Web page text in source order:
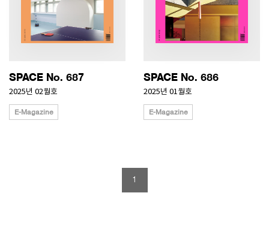
SPACE No. 687
2025년 02월호
E-Magazine
SPACE No. 686
2025년 01월호
E-Magazine
1